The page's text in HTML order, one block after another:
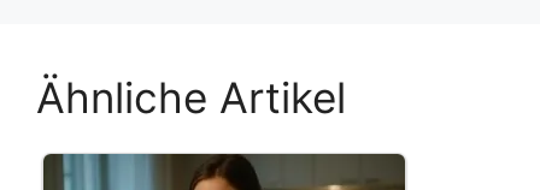
Ähnliche Artikel